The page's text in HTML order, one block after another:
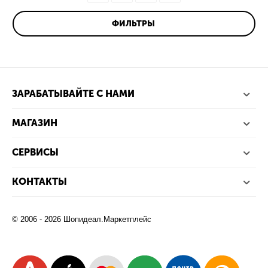
ФИЛЬТРЫ
ЗАРАБАТЫВАЙТЕ С НАМИ
МАГАЗИН
СЕРВИСЫ
КОНТАКТЫ
© 2006 - 2026 Шопидеал.Маркетплейс